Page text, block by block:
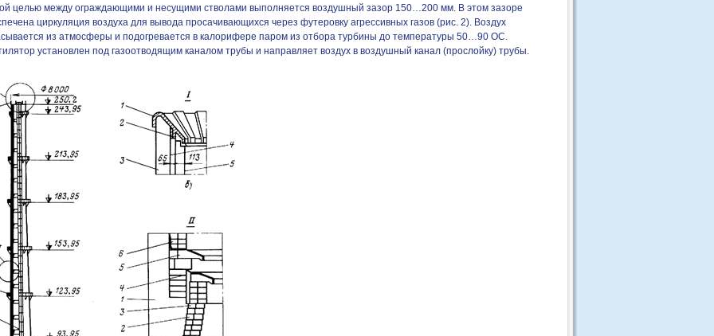
целью между ограждающими и несущими стволами выполняется воздушный зазор 150…200 мм. В этом зазоре
циркуляция воздуха для вывода просачивающихся через футеровку агрессивных газов (рис. 2). Воздух
из атмосферы и подогревается в калорифере паром из отбора турбины до температуры 50…90 ОС.
установлен под газоотводящим каналом трубы и направляет воздух в воздушный канал (прослойку) трубы.